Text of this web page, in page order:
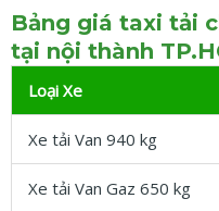
Bảng giá taxi tải
tại nội thành
Loại Xe
Xe tải Van 940 kg
Xe tải Van Gaz 650 kg